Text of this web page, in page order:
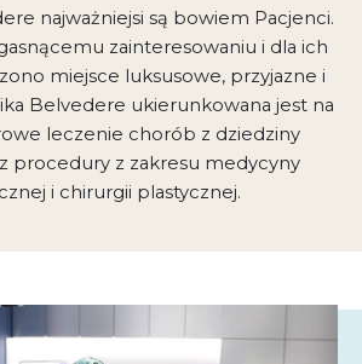
najważniejsi są bowiem Pacjenci.
zainteresowaniu i dla ich
miejsce luksusowe, przyjazne i
Belvedere ukierunkowana jest na
leczenie chorób z dziedziny
procedury z zakresu medycyny
i chirurgii plastycznej.